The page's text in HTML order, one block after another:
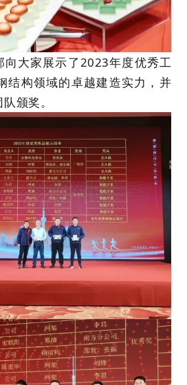
向大家展示了2023年度优秀工
结构领域的卓越建造实力，并
颁奖。